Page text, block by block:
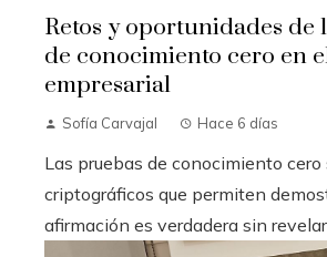
Retos y oportunidades de
de conocimiento cero en
empresarial
Sofía Carvajal Hace 6 días
Las pruebas de conocimiento
criptográficos que permiten
afirmación es verdadera sin